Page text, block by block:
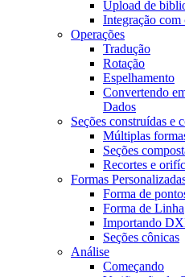
Upload de
Integração
Operações
Tradução
Rotação
Espelhamento
Convertendo
Dados
Seções construídas e
Múltiplas
Seções
Recortes e
Formas
Forma de
Forma de Linha
Importando
Seções cônicas
Análise
Começando